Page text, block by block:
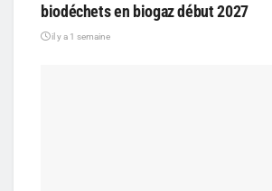
biodéchets en biogaz début 2027
il y a 1 semaine